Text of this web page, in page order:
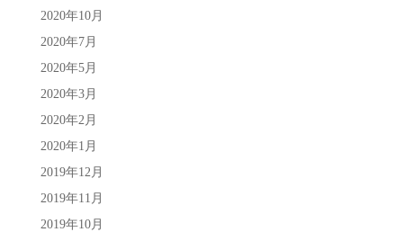
2020年10月
2020年7月
2020年5月
2020年3月
2020年2月
2020年1月
2019年12月
2019年11月
2019年10月